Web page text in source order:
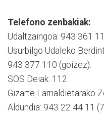
Telefono zenbakiak:
Udaltzaingoa: 943 361
Usurbilgo Udaleko
943 377 110 (goizez).
SOS Deiak: 112.
Gizarte Larrialdietarako
Aldundia: 943 22 44 11